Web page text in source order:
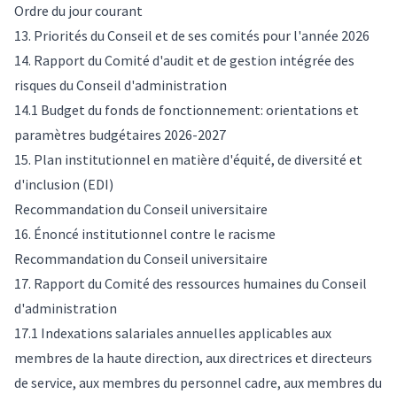
Ordre du jour courant
13. Priorités du Conseil et de ses comités pour l'année 2026
14. Rapport du Comité d'audit et de gestion intégrée des
risques du Conseil d'administration
14.1 Budget du fonds de fonctionnement: orientations et
paramètres budgétaires 2026-2027
15. Plan institutionnel en matière d'équité, de diversité et
d'inclusion (EDI)
Recommandation du Conseil universitaire
16. Énoncé institutionnel contre le racisme
Recommandation du Conseil universitaire
17. Rapport du Comité des ressources humaines du Conseil
d'administration
17.1 Indexations salariales annuelles applicables aux
membres de la haute direction, aux directrices et directeurs
de service, aux membres du personnel cadre, aux membres du